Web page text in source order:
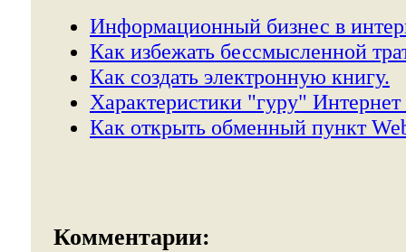
Информационный бизнес в
Как избежать бессмысленной
Как создать электронную книгу.
Характеристики "гуру" Интернет
Как открыть обменный пункт
Комментарии: